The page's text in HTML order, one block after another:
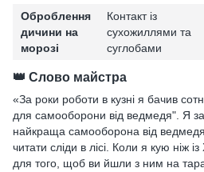
Оброблення
дичини на
морозі
Контакт із
сухожиллями та
суглобами
👑 Слово майстра
«За роки роботи в кузні я бачив
для самооборони від ведмедя". Я
найкраща самооборона від
читати сліди в лісі. Коли я кую ніж
для того, щоб ви йшли з ним на